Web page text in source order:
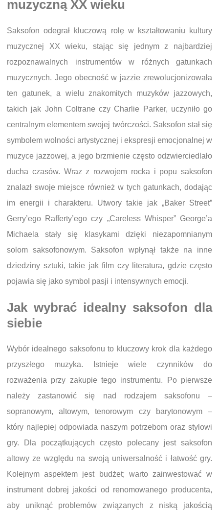
muzyczną XX wieku
Saksofon odegrał kluczową rolę w kształtowaniu kultury
muzycznej XX wieku, stając się jednym z najbardziej
rozpoznawalnych instrumentów w różnych gatunkach
muzycznych. Jego obecność w jazzie zrewolucjonizowała
ten gatunek, a wielu znakomitych muzyków jazzowych,
takich jak John Coltrane czy Charlie Parker, uczyniło go
centralnym elementem swojej twórczości. Saksofon stał się
symbolem wolności artystycznej i ekspresji emocjonalnej w
muzyce jazzowej, a jego brzmienie często odzwierciedlało
ducha czasów. Wraz z rozwojem rocka i popu saksofon
znalazł swoje miejsce również w tych gatunkach, dodając
im energii i charakteru. Utwory takie jak „Baker Street”
Gerry’ego Rafferty’ego czy „Careless Whisper” George’a
Michaela stały się klasykami dzięki niezapomnianym
solom saksofonowym. Saksofon wpłynął także na inne
dziedziny sztuki, takie jak film czy literatura, gdzie często
pojawia się jako symbol pasji i intensywnych emocji.
Jak wybrać idealny saksofon dla
siebie
Wybór idealnego saksofonu to kluczowy krok dla każdego
przyszłego muzyka. Istnieje wiele czynników do
rozważenia przy zakupie tego instrumentu. Po pierwsze
należy zastanowić się nad rodzajem saksofonu –
sopranowym, altowym, tenorowym czy barytonowym –
który najlepiej odpowiada naszym potrzebom oraz stylowi
gry. Dla początkujących często polecany jest saksofon
altowy ze względu na swoją uniwersalność i łatwość gry.
Kolejnym aspektem jest budżet; warto zainwestować w
instrument dobrej jakości od renomowanego producenta,
aby uniknąć problemów związanych z niską jakością